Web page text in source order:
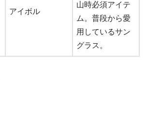
アイボル
山時必須アイテ
ム。普段から愛
用しているサン
グラス。